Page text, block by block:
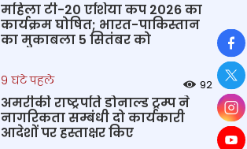
महिला टी-20 एशिया कप 2026 का
कार्यक्रम घोषित; भारत-पाकिस्तान
का मुकाबला 5 सितंबर को
9 घंटे पहले 92
अमरीकी राष्ट्रपति डोनाल्ड ट्रम्प ने
नागरिकता सम्बंधी दो कार्यकारी
आदेशों पर हस्ताक्षर किए